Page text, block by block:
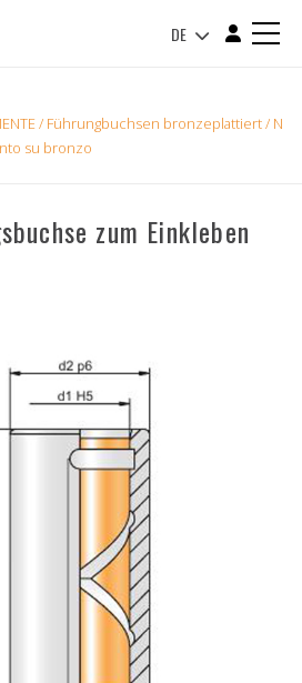
DE
/ Führungbuchsen bronzeplattiert/ N
su bronzo
zum Einkleben